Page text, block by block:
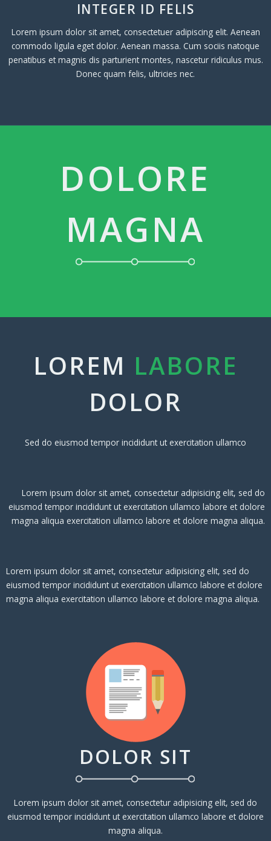
INTEGER ID FELIS
Lorem ipsum dolor sit amet, consectetuer adipiscing elit. Aenean
commodo ligula eget dolor. Aenean massa. Cum sociis natoque
penatibus et magnis dis parturient montes, nascetur ridiculus mus.
Donec quam felis, ultricies nec.
DOLORE
MAGNA
LOREM LABORE
DOLOR
Sed do eiusmod tempor incididunt ut exercitation ullamco
Lorem ipsum dolor sit amet, consectetur adipisicing elit, sed do
eiusmod tempor incididunt ut exercitation ullamco labore et dolore
magna aliqua exercitation ullamco labore et dolore magna aliqua.
Lorem ipsum dolor sit amet, consectetur adipisicing elit, sed do
eiusmod tempor incididunt ut exercitation ullamco labore et dolore
magna aliqua exercitation ullamco labore et dolore magna aliqua.
DOLOR SIT
Lorem ipsum dolor sit amet, consectetur adipisicing elit, sed do
eiusmod tempor incididunt ut exercitation ullamco labore et dolore
magna aliqua.